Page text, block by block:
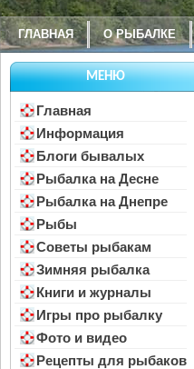
ГЛАВНАЯ О РЫБАЛКЕ
МЕНЮ
Главная
Информация
Блоги бывалых
Рыбалка на Десне
Рыбалка на Днепре
Рыбы
Советы рыбакам
Зимняя рыбалка
Книги и журналы
Игры про рыбалку
Фото и видео
Рецепты для рыбаков